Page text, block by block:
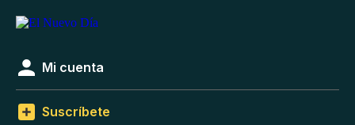
Mi cuenta
Suscríbete